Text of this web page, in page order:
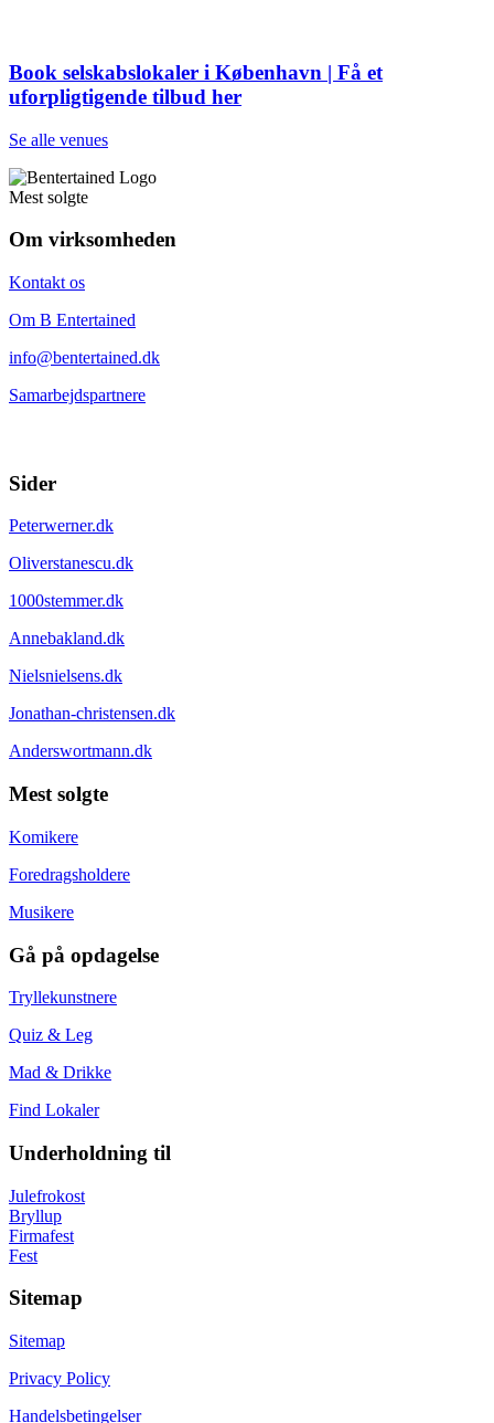
Book selskabslokaler i København | Få et
uforpligtigende tilbud her
Se alle venues
Mest solgte
Om virksomheden
Kontakt os
Om B Entertained
info@bentertained.dk
Samarbejdspartnere
Sider
Peterwerner.dk
Oliverstanescu.dk
1000stemmer.dk
Annebakland.dk
Nielsnielsens.dk
Jonathan-christensen.dk
Anderswortmann.dk
Mest solgte
Komikere
Foredragsholdere
Musikere
Gå på opdagelse
Tryllekunstnere
Quiz & Leg
Mad & Drikke
Find Lokaler
Underholdning til
Julefrokost
Bryllup
Firmafest
Fest
Sitemap
Sitemap
Privacy Policy
Handelsbetingelser